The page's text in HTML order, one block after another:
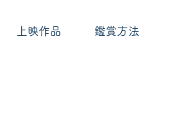
上映作品 鑑賞方法